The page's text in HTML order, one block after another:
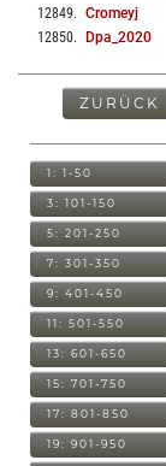
12849. Cromeyj
12850. Dpa_2020
ZURÜCK
1: 1-50
3: 101-150
5: 201-250
7: 301-350
9: 401-450
11: 501-550
13: 601-650
15: 701-750
17: 801-850
19: 901-950